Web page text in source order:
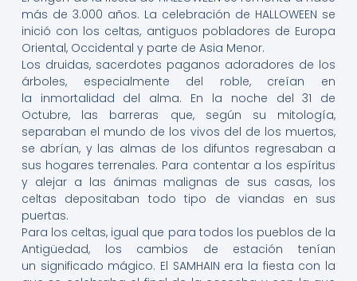
más de 3.000 años. La celebración de HALLOWEEN se
inició con los celtas, antiguos pobladores de Europa
Oriental, Occidental y parte de Asia Menor.
Los druidas, sacerdotes paganos adoradores de los
árboles, especialmente del roble, creían en
la inmortalidad del alma. En la noche del 31 de
Octubre, las barreras que, según su mitología,
separaban el mundo de los vivos del de los muertos,
se abrían, y las almas de los difuntos regresaban a
sus hogares terrenales. Para contentar a los espíritus
y alejar a las ánimas malignas de sus casas, los
celtas depositaban todo tipo de viandas en sus
puertas.
Para los celtas, igual que para todos los pueblos de la
Antigüedad, los cambios de estación tenían
un significado mágico. El SAMHAIN era la fiesta con la